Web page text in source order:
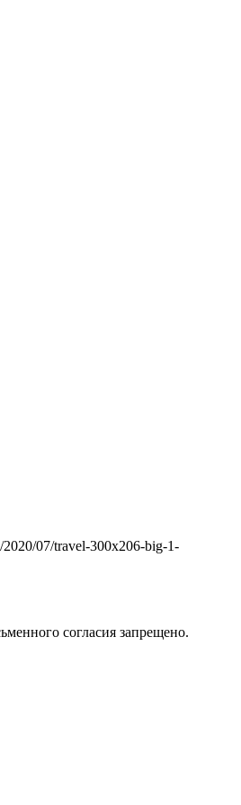
07/travel-300x206-big-1-
согласия запрещено.